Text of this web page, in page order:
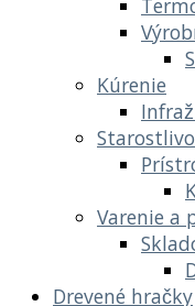
Kúrenie
Varenie a
Drevené hračky